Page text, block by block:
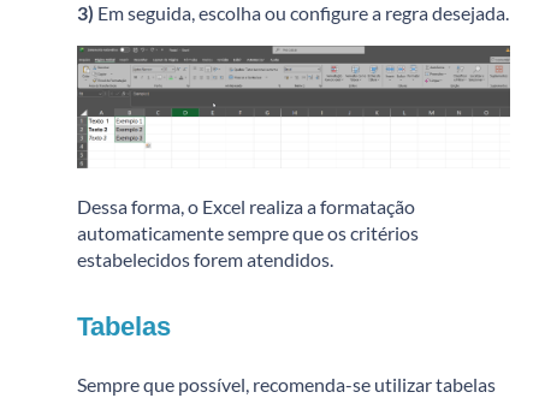
3) Em seguida, escolha ou configure a regra desejada.
Dessa forma, o Excel realiza a formatação
automaticamente sempre que os critérios
estabelecidos forem atendidos.
Tabelas
Sempre que possível, recomenda-se utilizar tabelas